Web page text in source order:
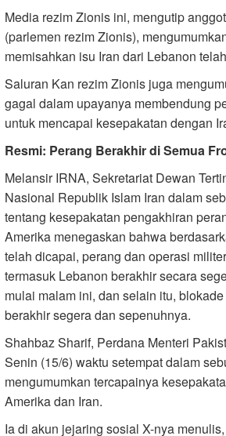
Media rezim Zionis ini, mengutip
(parlemen rezim Zionis),
memisahkan isu Iran dari Lebanon
Saluran Kan rezim Zionis juga
gagal dalam upayanya membendung
untuk mencapai kesepakatan dengan
Resmi: Perang Berakhir di Semua
Melansir IRNA, Sekretariat Dewan
Nasional Republik Islam Iran dalam
tentang kesepakatan pengakhiran
Amerika menegaskan bahwa
telah dicapai, perang dan operasi
termasuk Lebanon berakhir secara
mulai malam ini, dan selain itu,
berakhir segera dan sepenuhnya.
Shahbaz Sharif, Perdana Menteri
Senin (15/6) waktu setempat dalam
mengumumkan tercapainya
Amerika dan Iran.
Ia di akun jejaring sosial X-nya